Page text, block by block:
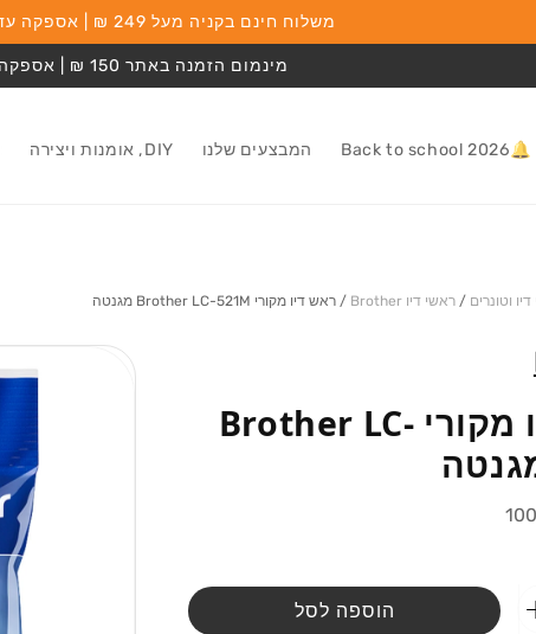
משלוח חינם בקניה מעל 249 ₪ | אספקה עד 3 ימי עסקים
מינמום הזמנה באתר 150 ₪ | אספקה מהירה
🔔Back to school 2026 המבצעים שלנו DIY, אומנות ויצירה
וטונרים / ראשי דיו Brother / ראש דיו מקורי Brother LC-521M מגנטה
ראש דיו מקורי Brother LC-
הוספת
הוספה לסל
מעבר למידע על